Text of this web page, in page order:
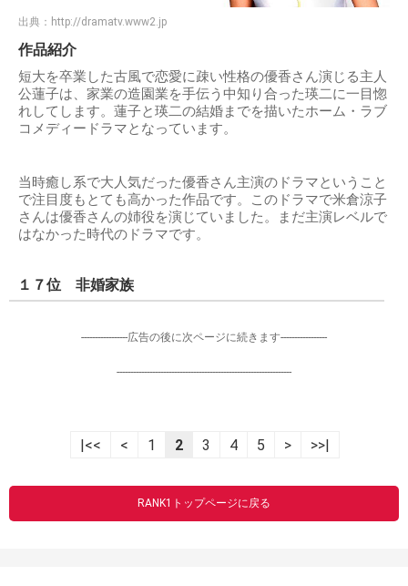
出典： http://dramatv.www2.jp
作品紹介
短大を卒業した古風で恋愛に疎い性格の優香さん演じる主人
公蓮子は、家業の造園業を手伝う中知り合った瑛二に一目惚
れしてします。蓮子と瑛二の結婚までを描いたホーム・ラブ
コメディードラマとなっています。
当時癒し系で大人気だった優香さん主演のドラマということ
で注目度もとても高かった作品です。このドラマで米倉涼子
さんは優香さんの姉役を演じていました。まだ主演レベルで
はなかった時代のドラマです。
１７位 非婚家族
-----------------広告の後に次ページに続きます-----------------
----------------------------------------------------------------
|<< < 1 2 3 4 5 > >>|
RANK1トップページに戻る